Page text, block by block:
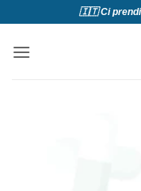
contenuti
🇮🇹 Ci